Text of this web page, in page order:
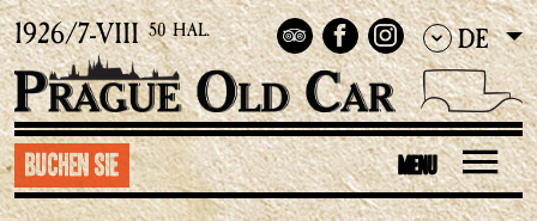
1926/7-VIII 50 HAL. DE
Buchen Sie MENU